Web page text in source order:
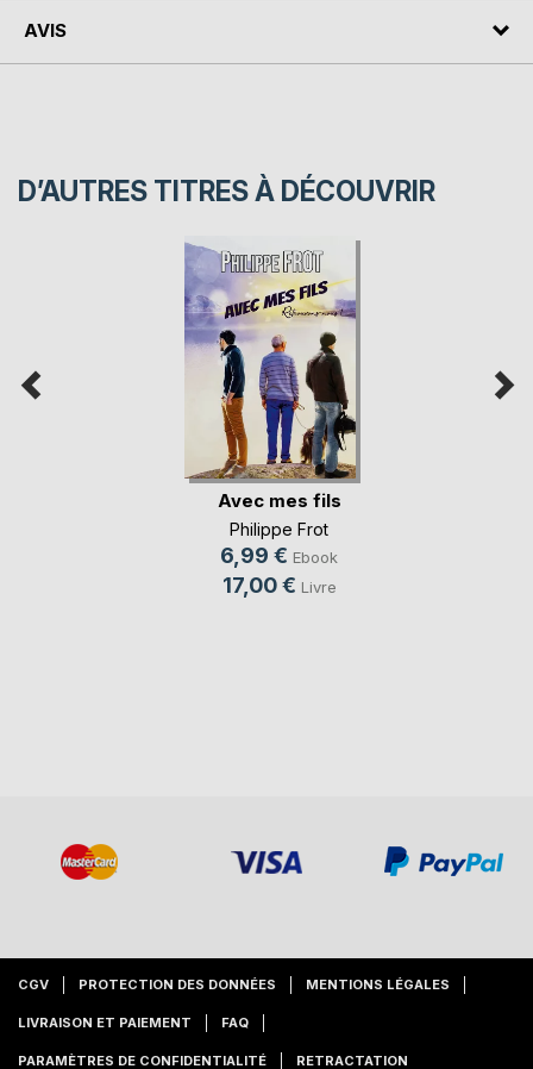
AVIS
D’AUTRES TITRES À DÉCOUVRIR
Avec mes fils
Philippe Frot
6,99 € Ebook
17,00 € Livre
CGV PROTECTION DES DONNÉES MENTIONS LÉGALES
LIVRAISON ET PAIEMENT FAQ
PARAMÈTRES DE CONFIDENTIALITÉ RETRACTATION